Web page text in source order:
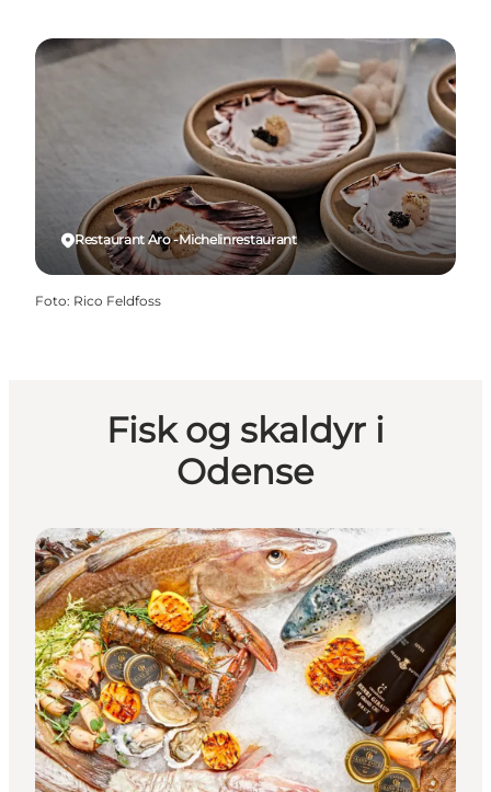
Restaurant Aro -Michelinrestaurant
Foto: Rico Feldfoss
Fisk og skaldyr i
Odense